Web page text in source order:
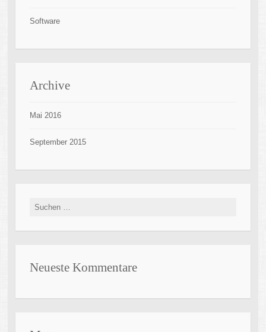
Software
Archive
Mai 2016
September 2015
Suche
Neueste Kommentare